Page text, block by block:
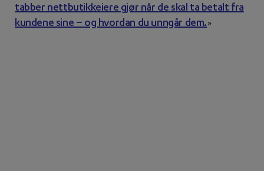
tabber nettbutikkeiere gjør når de skal ta betalt fra
kundene sine – og hvordan du unngår dem.»